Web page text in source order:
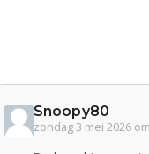
Snoopy80
zondag 3 mei 2026